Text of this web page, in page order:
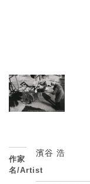
作家
名/Artist
濱谷 浩